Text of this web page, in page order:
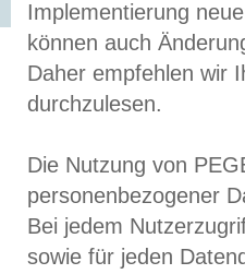
Implementierung
können auch
Daher empfehlen wir
durchzulesen.
Die Nutzung von
personenbezogener
Bei jedem
sowie für jeden